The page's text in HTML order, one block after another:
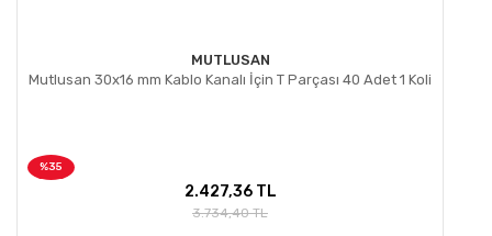
MUTLUSAN
Mutlusan 30x16 mm Kablo Kanalı İçin T Parçası 40 Adet 1 Koli
%35
2.427,36 TL
3.734,40 TL